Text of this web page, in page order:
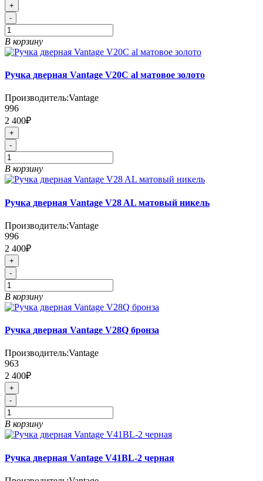
+
-
В корзину
Ручка дверная Vantage V20С al матовое золото
Производитель:Vantage
996
2 400₽
+
-
В корзину
Ручка дверная Vantage V28 AL матовый никель
Производитель:Vantage
996
2 400₽
+
-
В корзину
Ручка дверная Vantage V28Q бронза
Производитель:Vantage
963
2 400₽
+
-
В корзину
Ручка дверная Vantage V41BL-2 черная